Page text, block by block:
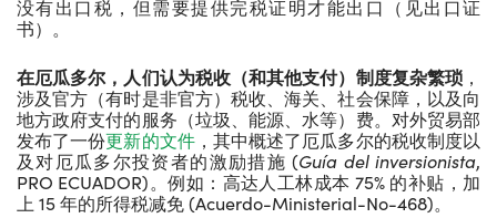
没有出口税，但需要提供完税证明才能出口（见出口证
书）。
在厄瓜多尔，人们认为税收（和其他支付）制度复杂繁琐 ，
涉及官方（有时是非官方）税收、海关、社会保障，以及向
地方政府支付的服务（垃圾、能源、水等）费。对外贸易部
发布了一份更新的文件，其中概述了厄瓜多尔的税收制度以
及对厄瓜多尔投资者的激励措施 (Guía del inversionista,
PRO ECUADOR)。例如：高达人工林成本 75% 的补贴，加
上 15 年的所得税减免 (Acuerdo-Ministerial-No-468)。